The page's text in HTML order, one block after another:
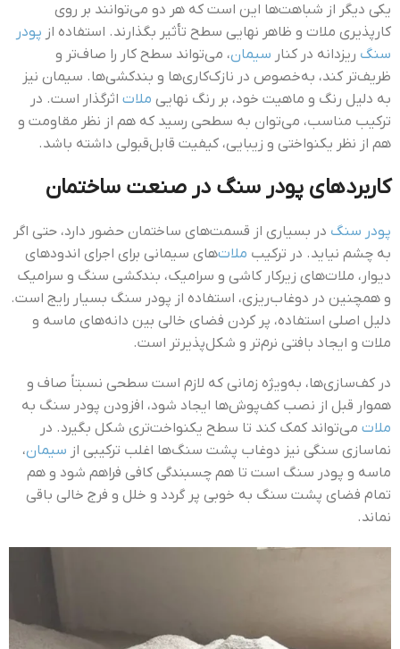
یکی دیگر از شباهت‌ها این است که هر دو می‌توانند بر روی
کارپذیری ملات و ظاهر نهایی سطح تأثیر بگذارند. استفاده از پودر
سنگ ریزدانه در کنار سیمان، می‌تواند سطح کار را صاف‌تر و
ظریف‌تر کند، به‌خصوص در نازک‌کاری‌ها و بندکشی‌ها. سیمان نیز
به دلیل رنگ و ماهیت خود، بر رنگ نهایی ملات اثرگذار است. در
ترکیب مناسب، می‌توان به سطحی رسید که هم از نظر مقاومت و
هم از نظر یکنواختی و زیبایی، کیفیت قابل‌قبولی داشته باشد.
کاربردهای پودر سنگ در صنعت ساختمان
پودر سنگ در بسیاری از قسمت‌های ساختمان حضور دارد، حتی اگر
به چشم نیاید. در ترکیب ملات‌های سیمانی برای اجرای اندودهای
دیوار، ملات‌های زیرکار کاشی و سرامیک، بندکشی سنگ و سرامیک
و همچنین در دوغاب‌ریزی، استفاده از پودر سنگ بسیار رایج است.
دلیل اصلی استفاده، پر کردن فضای خالی بین دانه‌های ماسه و
ملات و ایجاد بافتی نرم‌تر و شکل‌پذیرتر است.
در کف‌سازی‌ها، به‌ویژه زمانی که لازم است سطحی نسبتاً صاف و
هموار قبل از نصب کف‌پوش‌ها ایجاد شود، افزودن پودر سنگ به
ملات می‌تواند کمک کند تا سطح یکنواخت‌تری شکل بگیرد. در
نماسازی سنگی نیز دوغاب پشت سنگ‌ها اغلب ترکیبی از سیمان،
ماسه و پودر سنگ است تا هم چسبندگی کافی فراهم شود و هم
تمام فضای پشت سنگ به خوبی پر گردد و خلل و فرج خالی باقی
نماند.